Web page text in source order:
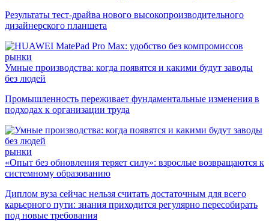
Результаты тест-драйва нового высокопроизводительного
дизайнерского планшета
рынки
Умные производства: когда появятся и какими будут заводы
без людей
Промышленность переживает фундаментальные изменения в
подходах к организации труда
рынки
«Опыт без обновления теряет силу»: взрослые возвращаются к
системному образованию
Диплом вуза сейчас нельзя считать достаточным для всего
карьерного пути: знания приходится регулярно пересобирать
под новые требования